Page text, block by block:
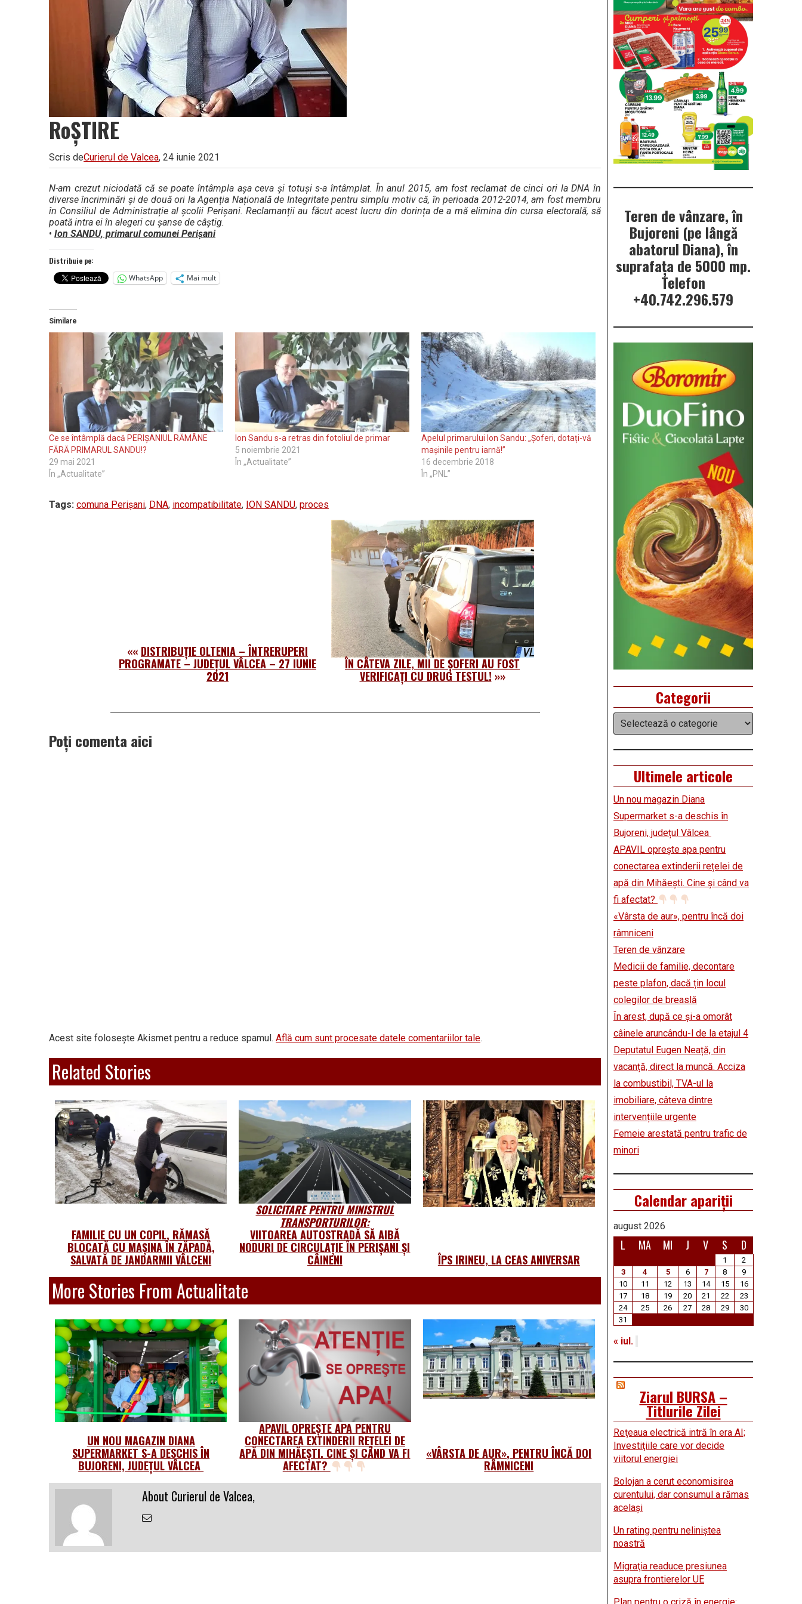
RoȘTIRE
Scris deCurierul de Valcea, 24 iunie 2021
N-am crezut niciodată că se poate întâmpla așa ceva și totuși s-a întâmplat. În anul 2015, am fost reclamat de cinci ori la DNA în
diverse încriminări și de două ori la Agenția Națională de Integritate pentru simplu motiv că, în perioada 2012-2014, am fost membru
în Consiliul de Administrație al școlii Perișani. Reclamanții au făcut acest lucru din dorința de a mă elimina din cursa electorală, să
poată intra ei în alegeri cu șanse de câștig.
• Ion SANDU, primarul comunei Perișani
Distribuie pe:
WhatsApp
Mai mult
Similare
Ce se întâmplă dacă PERIȘANIUL RĂMÂNE
FĂRĂ PRIMARUL SANDU!?
29 mai 2021
În „Actualitate”
Ion Sandu s-a retras din fotoliul de primar
5 noiembrie 2021
În „Actualitate”
Apelul primarului Ion Sandu: „Șoferi, dotați-vă
mașinile pentru iarnă!”
16 decembrie 2018
În „PNL”
Tags: comuna Perișani, DNA, incompatibilitate, ION SANDU, proces
«« DISTRIBUȚIE OLTENIA – ÎNTRERUPERI
PROGRAMATE – JUDEȚUL VÂLCEA – 27 IUNIE
2021
ÎN CÂTEVA ZILE, MII DE ȘOFERI AU FOST
VERIFICAȚI CU DRUG TESTUL! »»
Poți comenta aici
Acest site folosește Akismet pentru a reduce spamul. Află cum sunt procesate datele comentariilor tale.
Related Stories
FAMILIE CU UN COPIL, RĂMASĂ
BLOCATĂ CU MAȘINA ÎN ZĂPADĂ,
SALVATĂ DE JANDARMII VÂLCENI
SOLICITARE PENTRU MINISTRUL
TRANSPORTURILOR:
VIITOAREA AUTOSTRADĂ SĂ AIBĂ
NODURI DE CIRCULAȚIE ÎN PERIȘANI ȘI
CÂINENI
ÎPS IRINEU, LA CEAS ANIVERSAR
More Stories From Actualitate
UN NOU MAGAZIN DIANA
SUPERMARKET S-A DESCHIS ÎN
BUJORENI, JUDEȚUL VÂLCEA
APAVIL OPREȘTE APA PENTRU
CONECTAREA EXTINDERII REȚELEI DE
APĂ DIN MIHĂEȘTI. CINE ȘI CÂND VA FI
AFECTAT?
«VÂRSTA DE AUR», PENTRU ÎNCĂ DOI
RÂMNICENI
About Curierul de Valcea,
Email
Teren de vânzare, în
Bujoreni (pe lângă
abatorul Diana), în
suprafața de 5000 mp.
Telefon
+40.742.296.579
Categorii
Categorii
Ultimele articole
Un nou magazin Diana
Supermarket s-a deschis în
Bujoreni, județul Vâlcea
APAVIL oprește apa pentru
conectarea extinderii rețelei de
apă din Mihăești. Cine și când va
fi afectat?
«Vârsta de aur», pentru încă doi
râmniceni
Teren de vânzare
Medicii de familie, decontare
peste plafon, dacă țin locul
colegilor de breaslă
În arest, după ce și-a omorât
câinele aruncându-l de la etajul 4
Deputatul Eugen Neață, din
vacanță, direct la muncă. Acciza
la combustibil, TVA-ul la
imobiliare, câteva dintre
intervențiile urgente
Femeie arestată pentru trafic de
minori
Calendar apariții
august 2026
L MA MI J V S D
1
2
3
4 5 6 7 8
9
10
11 12 13 14 15
16
17
18 19 20 21 22
23
24
25 26 27 28 29
30
31
« iul.
Ziarul BURSA –
Titlurile Zilei
Reţeaua electrică intră în era AI;
Investiţiile care vor decide
viitorul energiei
Bolojan a cerut economisirea
curentului, dar consumul a rămas
acelaşi
Un rating pentru neliniştea
noastră
Migraţia readuce presiunea
asupra frontierelor UE